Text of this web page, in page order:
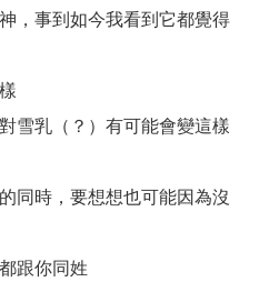
，事到如今我看到它都覺得
雪乳（？）有可能會變這樣
同時，要想想也可能因為沒
跟你同姓